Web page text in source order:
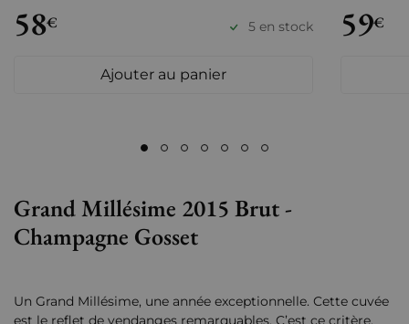
58€ 5 en stock
Ajouter au panier
59€
Grand Millésime 2015 Brut -
Champagne Gosset
Un Grand Millésime, une année exceptionnelle. Cette cuvée
est le reflet de vendanges remarquables. C’est ce critère,